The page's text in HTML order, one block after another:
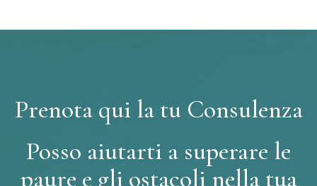
Prenota qui la tu Consulenza
Posso aiutarti a superare le
paure e gli ostacoli nella tua